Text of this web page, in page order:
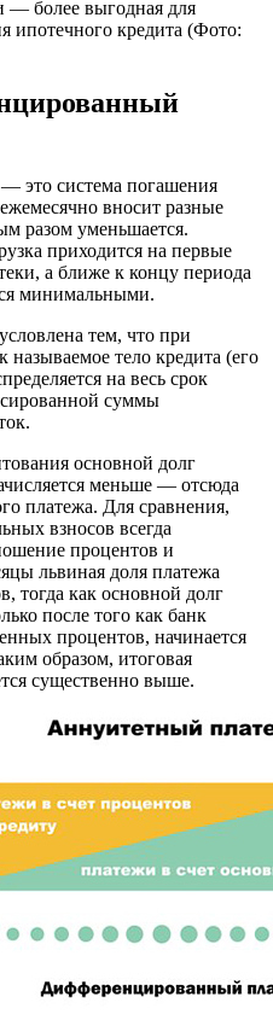
более выгодная для
ипотечного кредита (Фото:
это система погашения
вносит разные
разом уменьшается.
приходится на первые
а ближе к концу периода
минимальными.
тем, что при
тело кредита (его
на весь срок
суммы
основной долг
меньше — отсюда
платежа. Для сравнения,
взносов всегда
процентов и
львиная доля платежа
тогда как основной долг
после того как банк
процентов, начинается
образом, итоговая
существенно выше.